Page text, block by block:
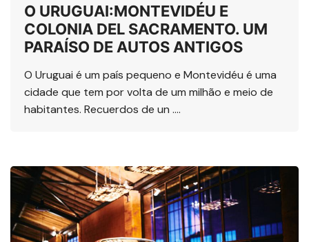
O URUGUAI:MONTEVIDÉU E
COLONIA DEL SACRAMENTO. UM
PARAÍSO DE AUTOS ANTIGOS
O Uruguai é um país pequeno e Montevidéu é uma
cidade que tem por volta de um milhão e meio de
habitantes. Recuerdos de un ….